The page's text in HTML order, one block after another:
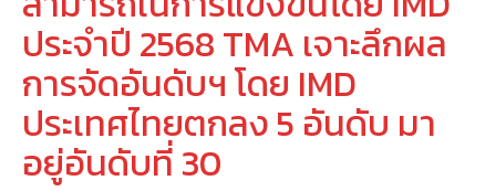
ประจำปี 2568 TMA เจาะลึกผล
การจัดอันดับฯ โดย IMD
ประเทศไทยตกลง 5 อันดับ มา
อยู่อันดับที่ 30